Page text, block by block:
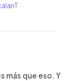
más que eso. Y